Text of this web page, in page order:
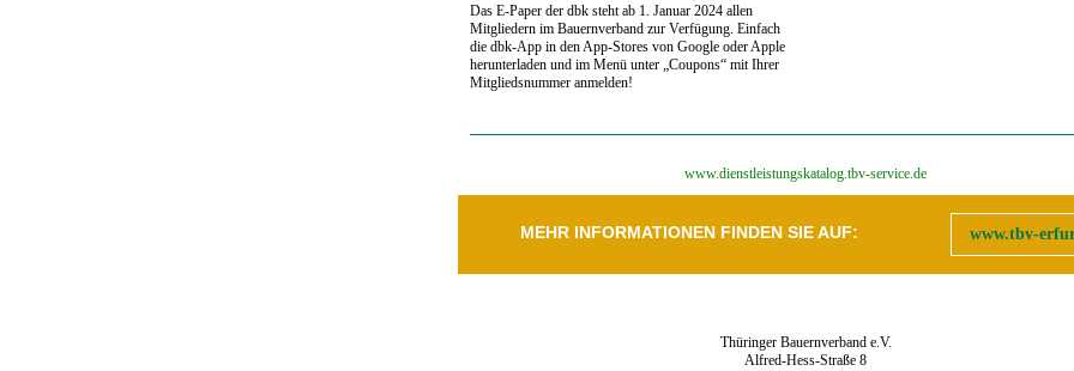
Das E-Paper der dbk steht ab 1. Januar 2024 allen
Mitgliedern im Bauernverband zur Verfügung. Einfach
die dbk-App in den App-Stores von Google oder Apple
herunterladen und im Menü unter „Coupons“ mit Ihrer
Mitgliedsnummer anmelden!
‍www.dienstleistungskatalog.tbv-service.de
MEHR INFORMATIONEN FINDEN SIE AUF: www.tbv-
Thüringer Bauernverband e.V.
Alfred-Hess-Straße 8